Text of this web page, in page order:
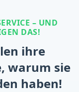
– UND
DAS!
ihre
warum sie
haben!